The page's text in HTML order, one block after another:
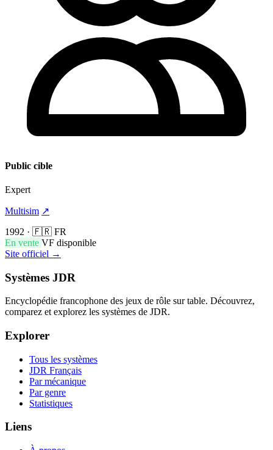
Public cible
Expert
Multisim ↗
1992 · 🇫🇷 FR
En vente VF disponible
Site officiel →
Systèmes JDR
Encyclopédie francophone des jeux de rôle sur table. Découvrez,
comparez et explorez les systèmes de JDR.
Explorer
Tous les systèmes
JDR Français
Par mécanique
Par genre
Statistiques
Liens